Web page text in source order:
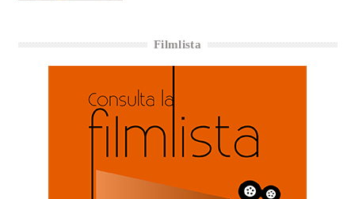
Filmlista